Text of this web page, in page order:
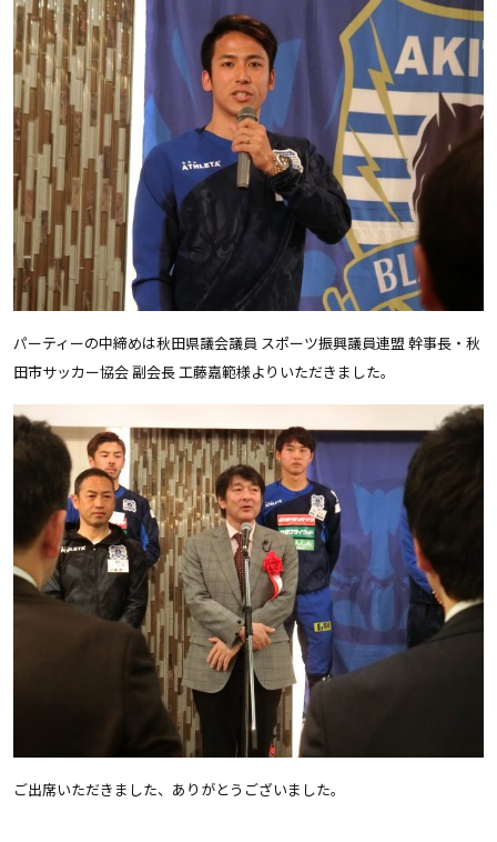
パーティーの中締めは秋田県議会議員 スポーツ振興議員連盟 幹事長・秋
田市サッカー協会 副会長 工藤嘉範様よりいただきました。
ご出席いただきました、ありがとうございました。